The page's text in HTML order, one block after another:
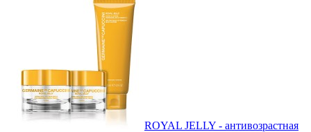
ROYAL JELLY - антивозрастная